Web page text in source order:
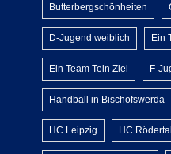
Butterbergschönheiten
D-Jugend weiblich Ein
Ein Team Tein Ziel F-
Handball in Bischofswerda
HC Leipzig HC Rödertal